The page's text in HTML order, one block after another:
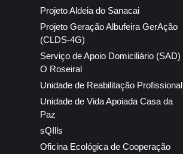
Projeto Aldeia do Sanacai
Projeto Geração Albufeira GerAção
(CLDS-4G)
Serviço de Apoio Domiciliário (SAD)
O Roseiral
Unidade de Reabilitação Profissional
Unidade de Vida Apoiada Casa da
Paz
sQIlls
Oficina Ecológica de Cooperação